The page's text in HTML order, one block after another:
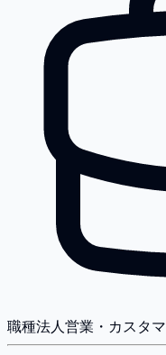
職種法人営業・カスタ